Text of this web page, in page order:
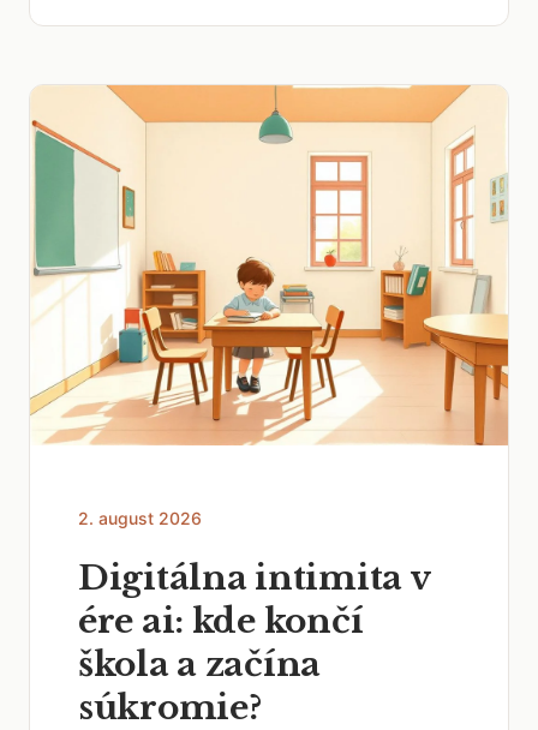
2. august 2026
Digitálna intimita v
ére ai: kde končí
škola a začína
súkromie?